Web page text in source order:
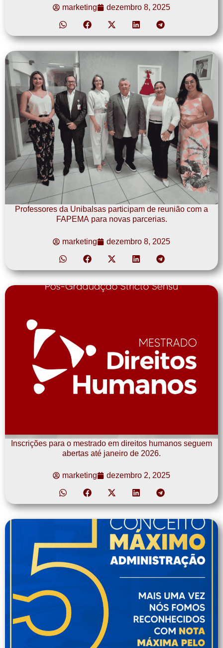
marketing dezembro 8, 2025
Professores da Unibalsas participam de reunião com a
FAPEMA para novas parcerias.
marketing dezembro 8, 2025
Inscrições para o mestrado em direitos humanos seguem
abertas até janeiro de 2026.
marketing dezembro 2, 2025